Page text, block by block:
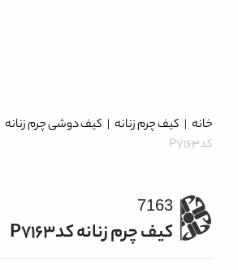
خانه | کیف چرم زنانه| کیف دوشی چرم زنانه|
کدP7163
7163
کیف چرم زنانه کدP7163